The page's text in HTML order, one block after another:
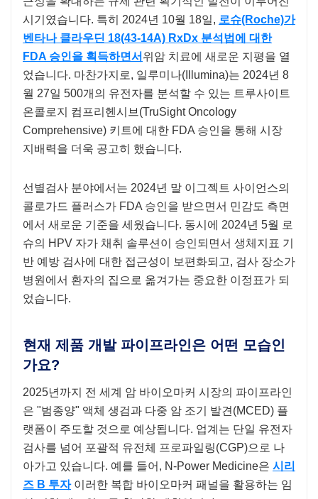
시기였습니다. 특히 2024년 10월 18일, 로슈(Roche)가
벤타나 클라우딘 18(43-14A) RxDx 분석법에 대한
FDA 승인을 획득하면서 위암 치료에 새로운 지평을 열
었습니다. 마찬가지로, 일루미나(Illumina)는 2024년 8
월 27일 500개의 유전자를 분석할 수 있는 트루사이트
온콜로지 컴프리헨시브(TruSight Oncology
Comprehensive) 키트에 대한 FDA 승인을 통해 시장
지배력을 더욱 공고히 했습니다.
선별검사 분야에서는 2024년 말 이그젝트 사이언스의
콜로가드 플러스가 FDA 승인을 받으면서 민감도 측면
에서 새로운 기준을 세웠습니다. 동시에 2024년 5월 로
슈의 HPV 자가 채취 솔루션이 승인되면서 생체지표 기
반 예방 검사에 대한 접근성이 보편화되고, 검사 장소가
병원에서 환자의 집으로 옮겨가는 중요한 이정표가 되
었습니다.
현재 제품 개발 파이프라인은 어떤 모습인
가요?
2025년까지 전 세계 암 바이오마커 시장의 파이프라인
은 "범종양" 액체 생검과 다중 암 조기 발견(MCED) 플
랫폼이 주도할 것으로 예상됩니다. 업계는 단일 유전자
검사를 넘어 포괄적 유전체 프로파일링(CGP)으로 나
아가고 있습니다. 예를 들어, N-Power Medicine은 시리
즈 B 투자이러한 복합 바이오마커 패널을 활용하는 임